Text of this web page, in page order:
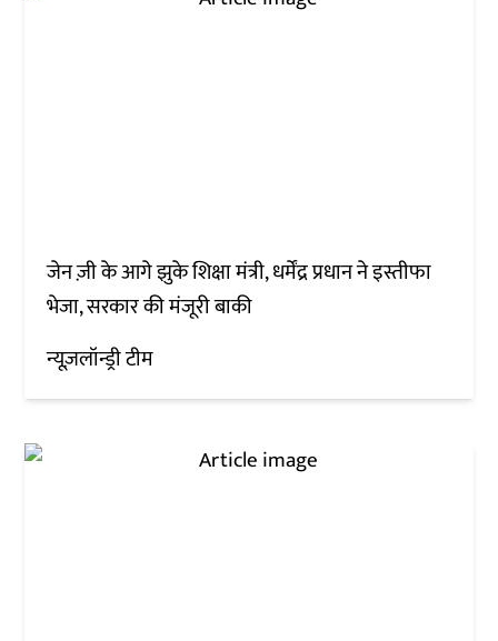
जेन ज़ी के आगे झुके शिक्षा मंत्री, धर्मेंद्र प्रधान ने इस्तीफा
भेजा, सरकार की मंजूरी बाकी
न्यूज़लॉन्ड्री टीम